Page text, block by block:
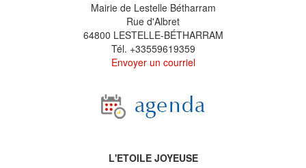
Mairie de Lestelle Bétharram
Rue d'Albret
64800 LESTELLE-BÉTHARRAM
Tél. +33559619359
Envoyer un courriel
L'ETOILE JOYEUSE